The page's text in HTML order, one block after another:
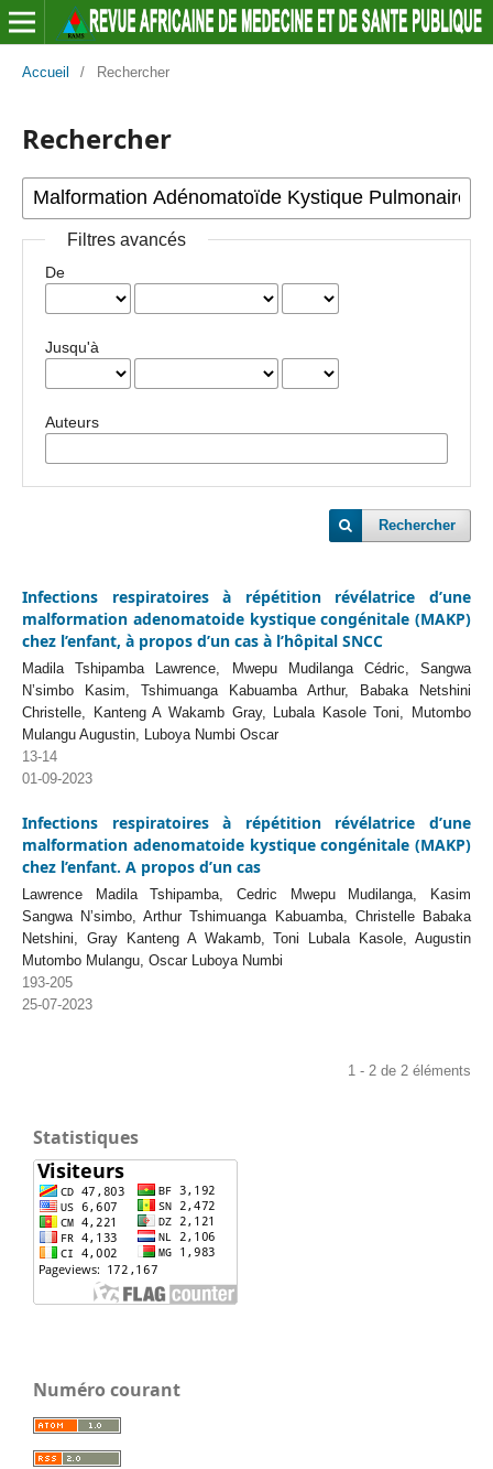
Accueil / Rechercher
Rechercher
Filtres avancés
De
Jusqu'à
Auteurs
Rechercher
Infections respiratoires à répétition révélatrice d’une
malformation adenomatoide kystique congénitale (MAKP)
chez l’enfant, à propos d’un cas à l’hôpital SNCC
Madila Tshipamba Lawrence, Mwepu Mudilanga Cédric, Sangwa
N’simbo Kasim, Tshimuanga Kabuamba Arthur, Babaka Netshini
Christelle, Kanteng A Wakamb Gray, Lubala Kasole Toni, Mutombo
Mulangu Augustin, Luboya Numbi Oscar
13-14
01-09-2023
Infections respiratoires à répétition révélatrice d’une
malformation adenomatoide kystique congénitale (MAKP)
chez l’enfant. A propos d’un cas
Lawrence Madila Tshipamba, Cedric Mwepu Mudilanga, Kasim
Sangwa N’simbo, Arthur Tshimuanga Kabuamba, Christelle Babaka
Netshini, Gray Kanteng A Wakamb, Toni Lubala Kasole, Augustin
Mutombo Mulangu, Oscar Luboya Numbi
193-205
25-07-2023
1 - 2 de 2 éléments
Statistiques
Numéro courant